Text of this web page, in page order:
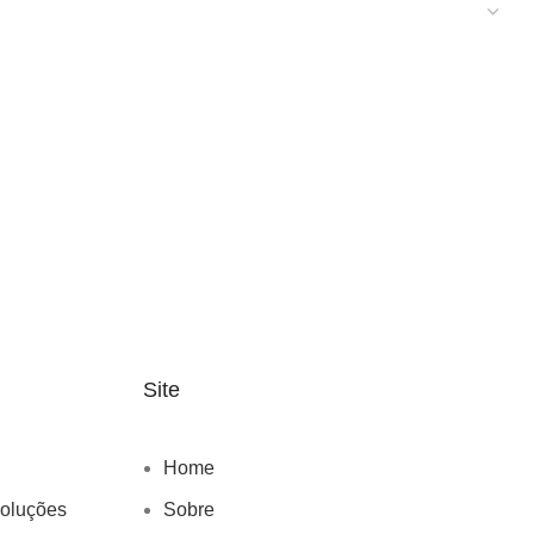
Site
Home
Sobre